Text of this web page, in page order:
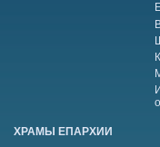
ХРАМЫ ЕПАРХИИ